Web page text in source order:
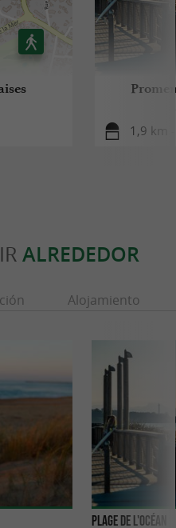
1,9 km
ALREDEDOR
Alojamiento
Plage de l'Océan